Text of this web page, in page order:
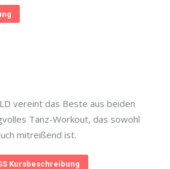
vereint das Beste aus beiden
Tanz-Workout, das sowohl
mitreißend ist.
Kursbeschreibung